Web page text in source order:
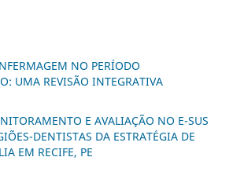
NO PERÍODO
UMA REVISÃO INTEGRATIVA
E AVALIAÇÃO NO E-SUS
DENTISTAS DA ESTRATÉGIA DE
EM RECIFE, PE